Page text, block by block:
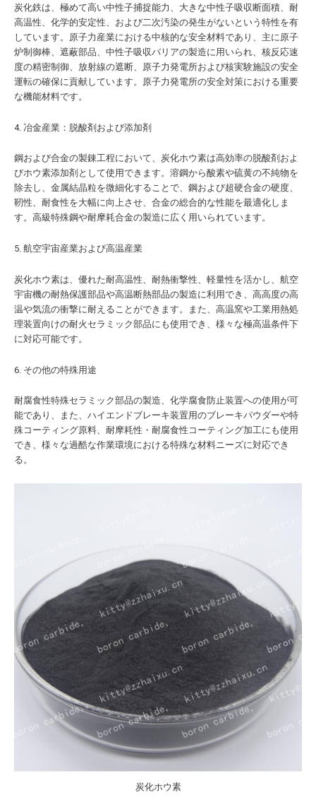
炭化鉄は、極めて高い中性子捕捉能力、大きな中性子吸収断面積、耐
高温性、化学的安定性、および二次汚染の発生がないという特性を有
しています。原子力産業における中核的な安全材料であり、主に原子
炉制御棒、遮蔽部品、中性子吸収バリアの製造に用いられ、核反応速
度の精密制御、放射線の遮断、原子力発電所および核実験施設の安全
運転の確保に貢献しています。原子力発電所の安全対策における重要
な機能材料です。
4. 冶金産業：脱酸剤および添加剤
鋼および合金の製錬工程において、炭化ホウ素は高効率の脱酸剤およ
びホウ素添加剤として使用できます。溶鋼から酸素や硫黄の不純物を
除去し、金属結晶粒を微細化することで、鋼および超硬合金の硬度、
靭性、耐食性を大幅に向上させ、合金の総合的な性能を最適化しま
す。高級特殊鋼や耐摩耗合金の製造に広く用いられています。
5. 航空宇宙産業および高温産業
炭化ホウ素は、優れた耐高温性、耐熱衝撃性、軽量性を活かし、航空
宇宙機の耐熱保護部品や高温断熱部品の製造に利用でき、高高度の高
温や気流の衝撃に耐えることができます。また、高温窯や工業用熱処
理装置向けの耐火セラミック部品にも使用でき、様々な極高温条件下
に対応可能です。
6. その他の特殊用途
耐腐食性特殊セラミック部品の製造、化学腐食防止装置への使用が可
能であり、また、ハイエンドブレーキ装置用のブレーキパウダーや特
殊コーティング原料、耐摩耗性・耐腐食性コーティング加工にも使用
でき、様々な過酷な作業環境における特殊な材料ニーズに対応でき
る。
炭化ホウ素